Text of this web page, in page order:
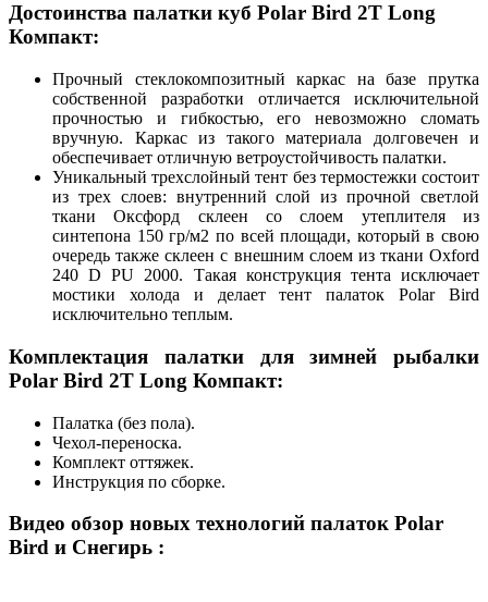
Достоинства палатки куб Polar Bird 2T Long
Компакт:
Прочный стеклокомпозитный каркас на базе прутка
собственной разработки отличается исключительной
прочностью и гибкостью, его невозможно сломать
вручную. Каркас из такого материала долговечен и
обеспечивает отличную ветроустойчивость палатки.
Уникальный трехслойный тент без термостежки состоит
из трех слоев: внутренний слой из прочной светлой
ткани Оксфорд склеен со слоем утеплителя из
синтепона 150 гр/м2 по всей площади, который в свою
очередь также склеен с внешним слоем из ткани Oxford
240 D PU 2000. Такая конструкция тента исключает
мостики холода и делает тент палаток Polar Bird
исключительно теплым.
Комплектация палатки для зимней рыбалки
Polar Bird 2T Long Компакт:
Палатка (без пола).
Чехол-переноска.
Комплект оттяжек.
Инструкция по сборке.
Видео обзор новых технологий палаток Polar
Bird и Снегирь :